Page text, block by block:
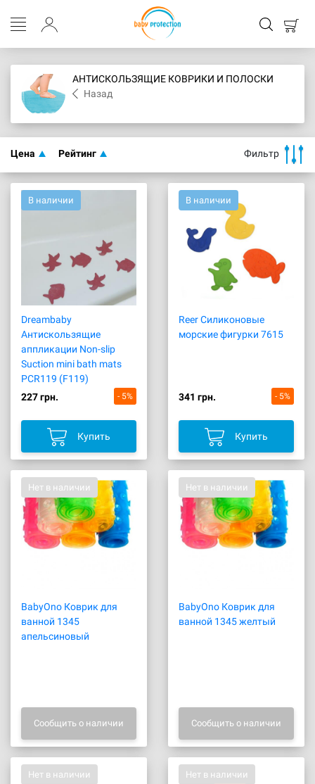
АНТИСКОЛЬЗЯЩИЕ КОВРИКИ И ПОЛОСКИ
Назад
Цена Рейтинг Фильтр
В наличии
Dreambaby
Антискользящие
аппликации Non-slip
Suction mini bath mats
PCR119 (F119)
227 грн.
- 5%
Купить
В наличии
Reer Силиконовые
морские фигурки 7615
341 грн. - 5%
Купить
Нет в наличии
BabyOno Коврик для
ванной 1345
апельсиновый
Сообщить о наличии
Нет в наличии
BabyOno Коврик для
ванной 1345 желтый
Сообщить о наличии
Нет в наличии Нет в наличии